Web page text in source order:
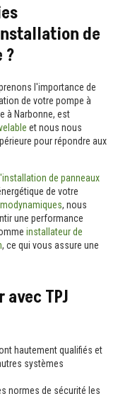
de
?
l'importance de
de votre pompe à
à Narbonne, est
et nous nous
pour répondre aux
de panneaux
de votre
, nous
une performance
installateur de
, ce qui vous assure une
TPJ
hautement qualifiés et
systèmes
normes de sécurité les